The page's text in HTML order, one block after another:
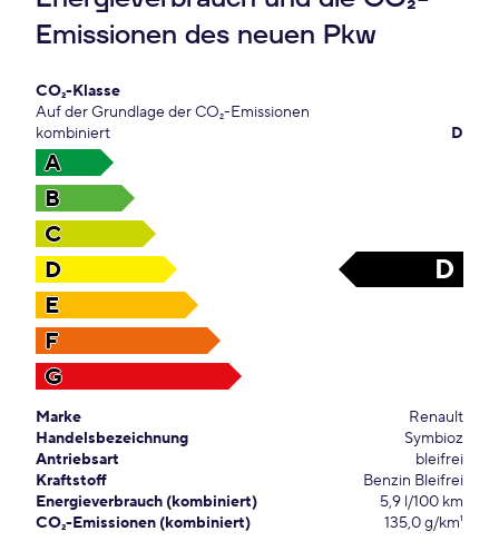
Emissionen des neuen Pkw
CO₂-Klasse
Auf der Grundlage der CO₂-Emissionen
kombiniert
D
A
B
C
D
D
E
F
G
Marke
Renault
Handelsbezeichnung
Symbioz
Antriebsart
bleifrei
Kraftstoff
Benzin Bleifrei
Energieverbrauch (kombiniert)
5,9 l/100 km
CO₂-Emissionen (kombiniert)
135,0 g/km¹